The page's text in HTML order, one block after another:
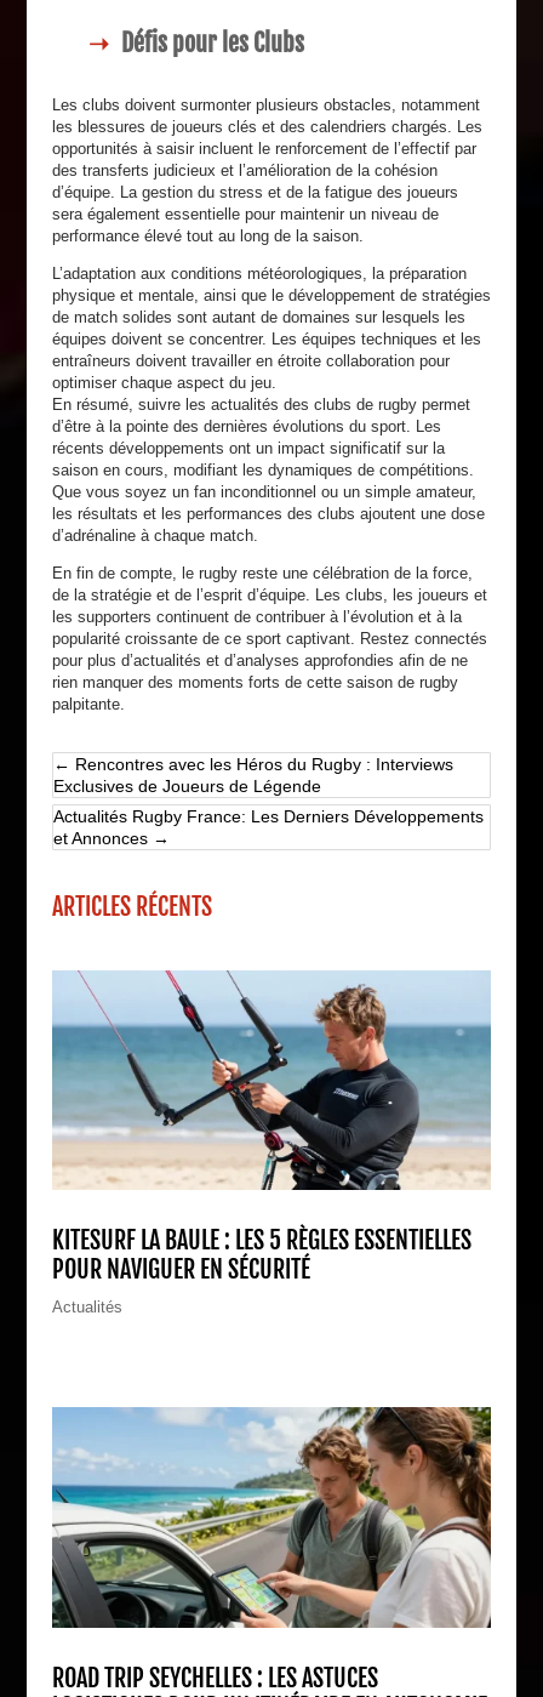
Défis pour les Clubs
Les clubs doivent surmonter plusieurs obstacles, notamment
les blessures de joueurs clés et des calendriers chargés. Les
opportunités à saisir incluent le renforcement de l’effectif par
des transferts judicieux et l’amélioration de la cohésion
d’équipe. La gestion du stress et de la fatigue des joueurs
sera également essentielle pour maintenir un niveau de
performance élevé tout au long de la saison.
L’adaptation aux conditions météorologiques, la préparation
physique et mentale, ainsi que le développement de stratégies
de match solides sont autant de domaines sur lesquels les
équipes doivent se concentrer. Les équipes techniques et les
entraîneurs doivent travailler en étroite collaboration pour
optimiser chaque aspect du jeu.
En résumé, suivre les actualités des clubs de rugby permet
d’être à la pointe des dernières évolutions du sport. Les
récents développements ont un impact significatif sur la
saison en cours, modifiant les dynamiques de compétitions.
Que vous soyez un fan inconditionnel ou un simple amateur,
les résultats et les performances des clubs ajoutent une dose
d’adrénaline à chaque match.
En fin de compte, le rugby reste une célébration de la force,
de la stratégie et de l’esprit d’équipe. Les clubs, les joueurs et
les supporters continuent de contribuer à l’évolution et à la
popularité croissante de ce sport captivant. Restez connectés
pour plus d’actualités et d’analyses approfondies afin de ne
rien manquer des moments forts de cette saison de rugby
palpitante.
← Rencontres avec les Héros du Rugby : Interviews
Exclusives de Joueurs de Légende
Actualités Rugby France: Les Derniers Développements
et Annonces→
ARTICLES RÉCENTS
KITESURF LA BAULE : LES 5 RÈGLES ESSENTIELLES
POUR NAVIGUER EN SÉCURITÉ
Actualités
ROAD TRIP SEYCHELLES : LES ASTUCES